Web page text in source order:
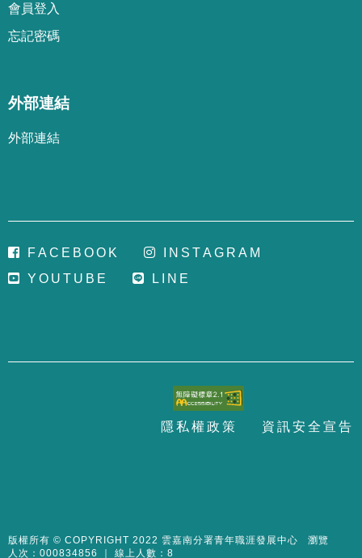
會 員登 入
忘記密碼
外部連結
外部連結
FA C E B OO K N S TA G R A M
Y O U T U B E L N E
隱 私 權政 策 資 訊安全 宣 告
版權所有 © COPYRIGHT 2022 雲嘉南分署青年職涯發展中心 瀏覽
人次：000834856 ｜ 線上人數：8